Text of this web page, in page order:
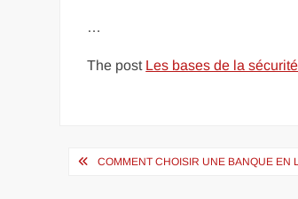
…
The post Les bases de la
Navigation
COMMENT CHOISIR UNE BANQUE EN